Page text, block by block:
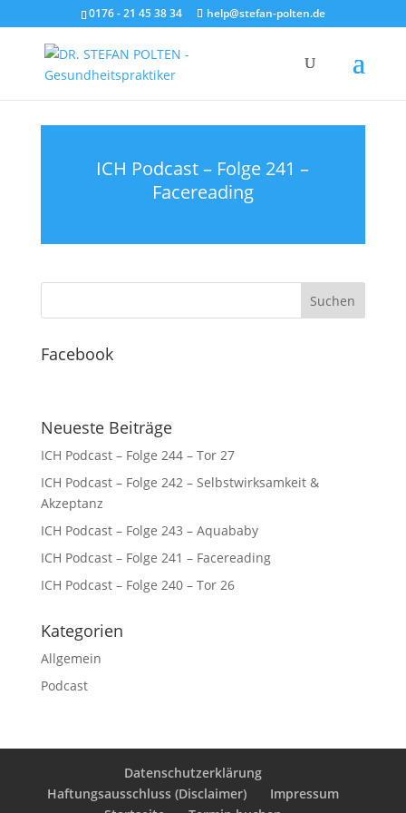
0176 - 21 45 38 34 help@stefan-polten.de
ICH Podcast – Folge 241 –
Facereading
Facebook
Neueste Beiträge
ICH Podcast – Folge 244 – Tor 27
ICH Podcast – Folge 242 – Selbstwirksamkeit &
Akzeptanz
ICH Podcast – Folge 243 – Aquababy
ICH Podcast – Folge 241 – Facereading
ICH Podcast – Folge 240 – Tor 26
Kategorien
Allgemein
Podcast
Datenschutzerklärung
Haftungsausschluss (Disclaimer)
Impressum